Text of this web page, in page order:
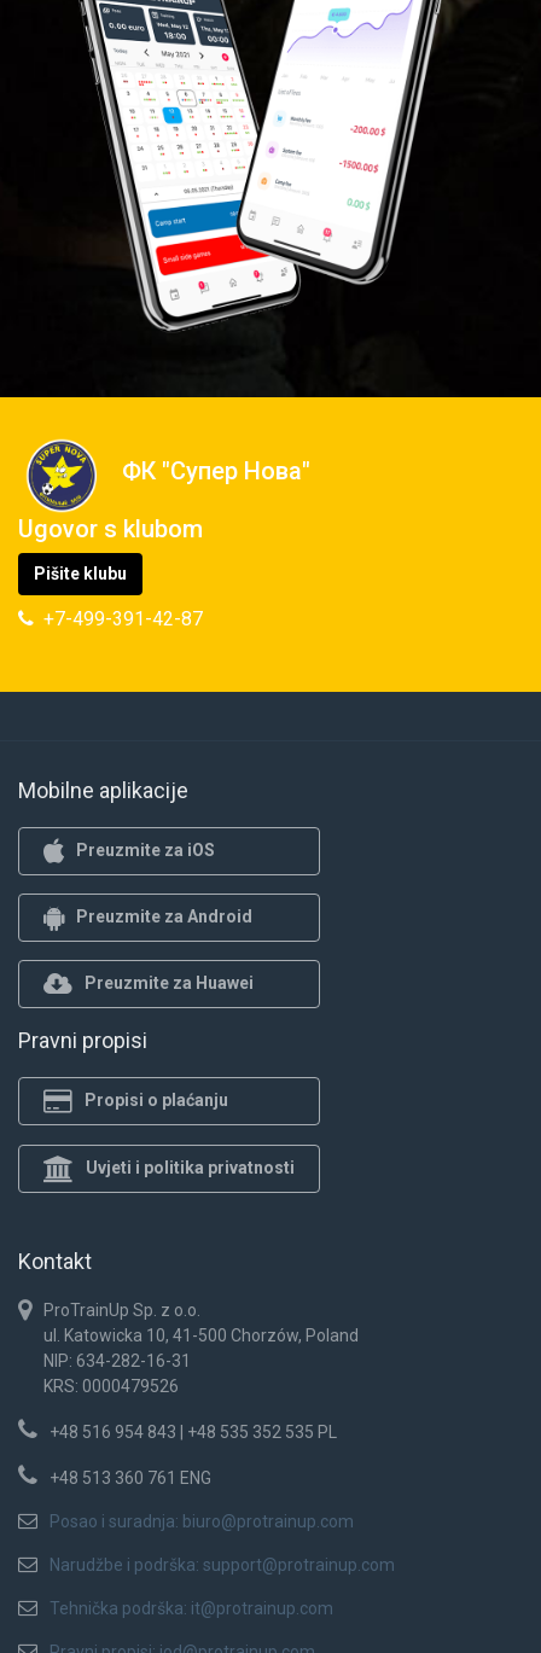
ФК "Супер Нова"
Ugovor s klubom
Pišite klubu
+7-499-391-42-87
Mobilne aplikacije
Preuzmite za iOS
Preuzmite za Android
Preuzmite za Huawei
Pravni propisi
Propisi o plaćanju
Uvjeti i politika privatnosti
Kontakt
ProTrainUp Sp. z o.o.
ul. Katowicka 10, 41-500 Chorzów, Poland
NIP: 634-282-16-31
KRS: 0000479526
+48 516 954 843 | +48 535 352 535 PL
+48 513 360 761 ENG
Posao i suradnja: biuro@protrainup.com
Narudžbe i podrška: support@protrainup.com
Tehnička podrška: it@protrainup.com